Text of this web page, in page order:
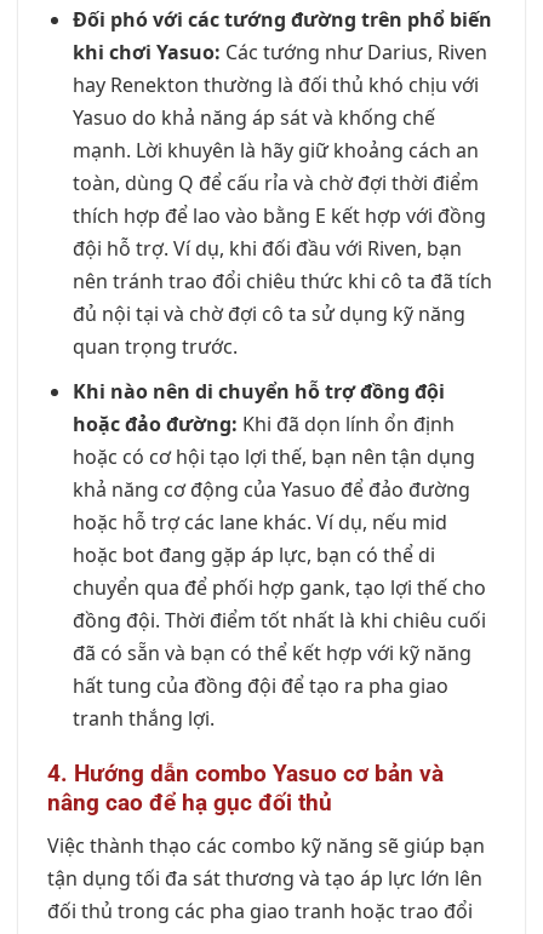
Đối phó với các tướng đường trên phổ biến
khi chơi Yasuo: Các tướng như Darius, Riven
hay Renekton thường là đối thủ khó chịu với
Yasuo do khả năng áp sát và khống chế
mạnh. Lời khuyên là hãy giữ khoảng cách an
toàn, dùng Q để cấu rỉa và chờ đợi thời điểm
thích hợp để lao vào bằng E kết hợp với đồng
đội hỗ trợ. Ví dụ, khi đối đầu với Riven, bạn
nên tránh trao đổi chiêu thức khi cô ta đã tích
đủ nội tại và chờ đợi cô ta sử dụng kỹ năng
quan trọng trước.
Khi nào nên di chuyển hỗ trợ đồng đội
hoặc đảo đường: Khi đã dọn lính ổn định
hoặc có cơ hội tạo lợi thế, bạn nên tận dụng
khả năng cơ động của Yasuo để đảo đường
hoặc hỗ trợ các lane khác. Ví dụ, nếu mid
hoặc bot đang gặp áp lực, bạn có thể di
chuyển qua để phối hợp gank, tạo lợi thế cho
đồng đội. Thời điểm tốt nhất là khi chiêu cuối
đã có sẵn và bạn có thể kết hợp với kỹ năng
hất tung của đồng đội để tạo ra pha giao
tranh thắng lợi.
4. Hướng dẫn combo Yasuo cơ bản và
nâng cao để hạ gục đối thủ
Việc thành thạo các combo kỹ năng sẽ giúp bạn
tận dụng tối đa sát thương và tạo áp lực lớn lên
đối thủ trong các pha giao tranh hoặc trao đổi